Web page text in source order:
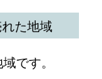
た地域
です。